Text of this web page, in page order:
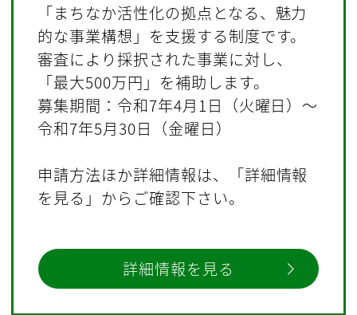
「まちなか活性化の拠点となる、魅力
的な事業構想」を支援する制度です。
審査により採択された事業に対し、
「最大500万円」を補助します。
募集期間：令和7年4月1日（火曜日）～
令和7年5月30日（金曜日）
申請方法ほか詳細情報は、「詳細情報
を見る」からご確認下さい。
詳細情報を見る